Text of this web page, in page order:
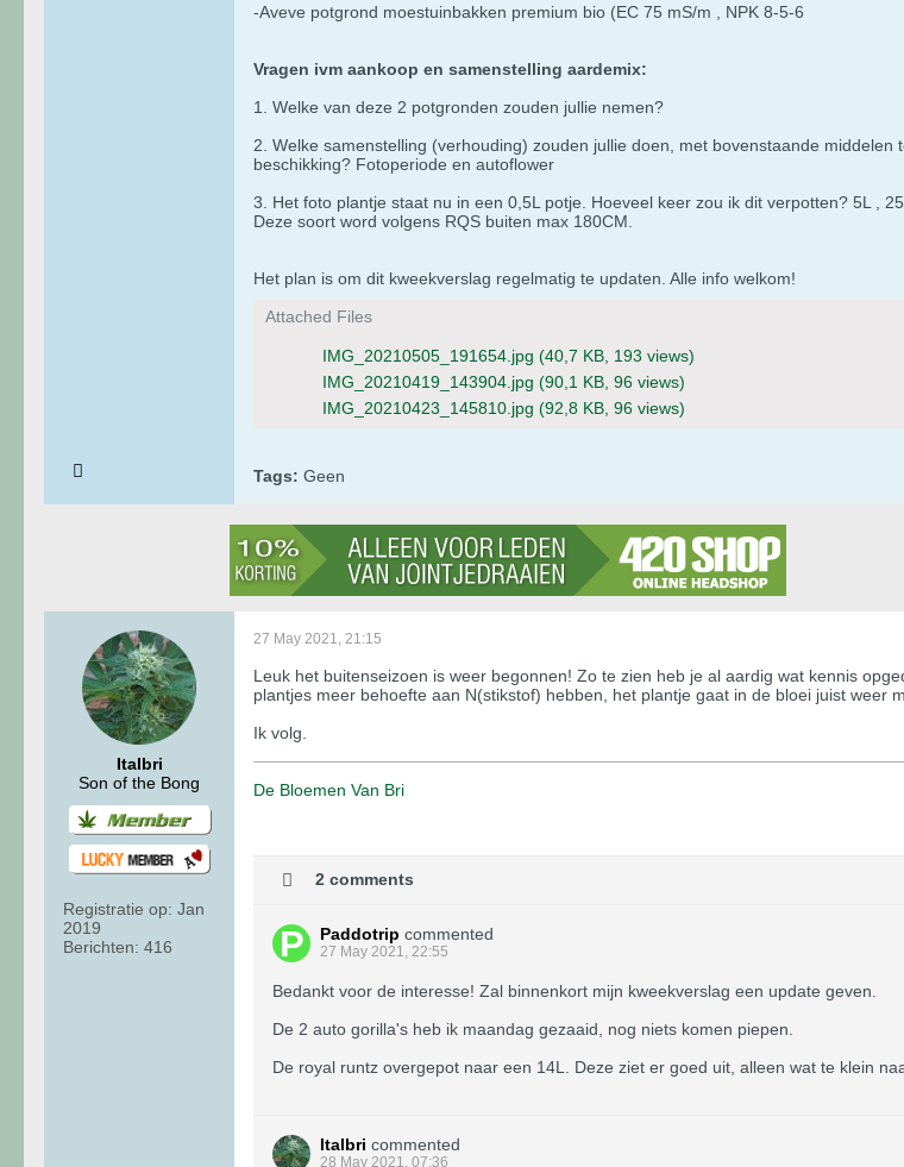
-Aveve potgrond moestuinbakken premium bio (EC 75 mS/m , NPK 8-5-6
Vragen ivm aankoop en samenstelling aardemix:
1. Welke van deze 2 potgronden zouden jullie nemen?
2. Welke samenstelling (verhouding) zouden jullie doen, met bovenstaande middelen
beschikking? Fotoperiode en autoflower
3. Het foto plantje staat nu in een 0,5L potje. Hoeveel keer zou ik dit verpotten? 5L ,
Deze soort word volgens RQS buiten max 180CM.
Het plan is om dit kweekverslag regelmatig te updaten. Alle info welkom!
Attached Files
IMG_20210505_191654.jpg (40,7 KB, 193 views)
IMG_20210419_143904.jpg (90,1 KB, 96 views)
IMG_20210423_145810.jpg (92,8 KB, 96 views)
Tags: Geen
Italbri
Son of the Bong
Registratie op: Jan
2019
Berichten: 416
27 May 2021, 21:15
Leuk het buitenseizoen is weer begonnen! Zo te zien heb je al aardig wat kennis
plantjes meer behoefte aan N(stikstof) hebben, het plantje gaat in de bloei juist weer
Ik volg.
De Bloemen Van Bri
2 comments
Paddotrip commented
27 May 2021, 22:55
Bedankt voor de interesse! Zal binnenkort mijn kweekverslag een update geven.
De 2 auto gorilla's heb ik maandag gezaaid, nog niets komen piepen.
De royal runtz overgepot naar een 14L. Deze ziet er goed uit, alleen wat te klein
Italbri commented
28 May 2021, 07:36